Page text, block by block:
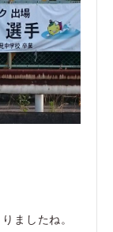
ましたね。